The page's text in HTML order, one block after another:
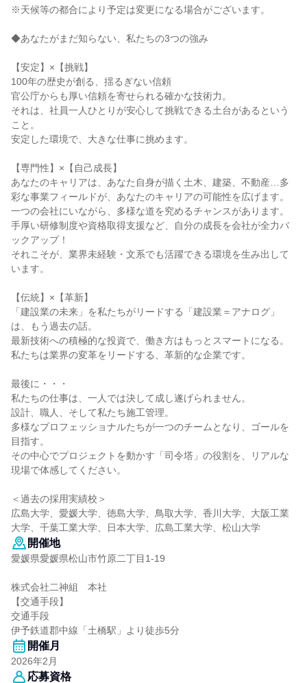
※天候等の都合により予定は変更になる場合がございます。
◆あなたがまだ知らない、私たちの3つの強み
【安定】×【挑戦】
100年の歴史が創る、揺るぎない信頼
官公庁からも厚い信頼を寄せられる確かな技術力。
それは、社員一人ひとりが安心して挑戦できる土台があるという
こと。
安定した環境で、大きな仕事に挑めます。
【専門性】×【自己成長】
あなたのキャリアは、あなた自身が描く土木、建築、不動産…多
彩な事業フィールドが、あなたのキャリアの可能性を広げます。
一つの会社にいながら、多様な道を究めるチャンスがあります。
手厚い研修制度や資格取得支援など、自分の成長を会社が全力バ
ックアップ！
それこそが、業界未経験・文系でも活躍できる環境を生み出して
います。
【伝統】×【革新】
「建設業の未来」を私たちがリードする「建設業＝アナログ」
は、もう過去の話。
最新技術への積極的な投資で、働き方はもっとスマートになる。
私たちは業界の変革をリードする、革新的な企業です。
最後に・・・
私たちの仕事は、一人では決して成し遂げられません。
設計、職人、そして私たち施工管理。
多様なプロフェッショナルたちが一つのチームとなり、ゴールを
目指す。
その中心でプロジェクトを動かす「司令塔」の役割を、リアルな
現場で体感してください。
＜過去の採用実績校＞
広島大学、愛媛大学、徳島大学、鳥取大学、香川大学、大阪工業
大学、千葉工業大学、日本大学、広島工業大学、松山大学
開催地
愛媛県愛媛県松山市竹原二丁目1-19
株式会社二神組 本社
【交通手段】
交通手段
伊予鉄道郡中線「土橋駅」より徒歩5分
開催月
2026年2月
応募資格